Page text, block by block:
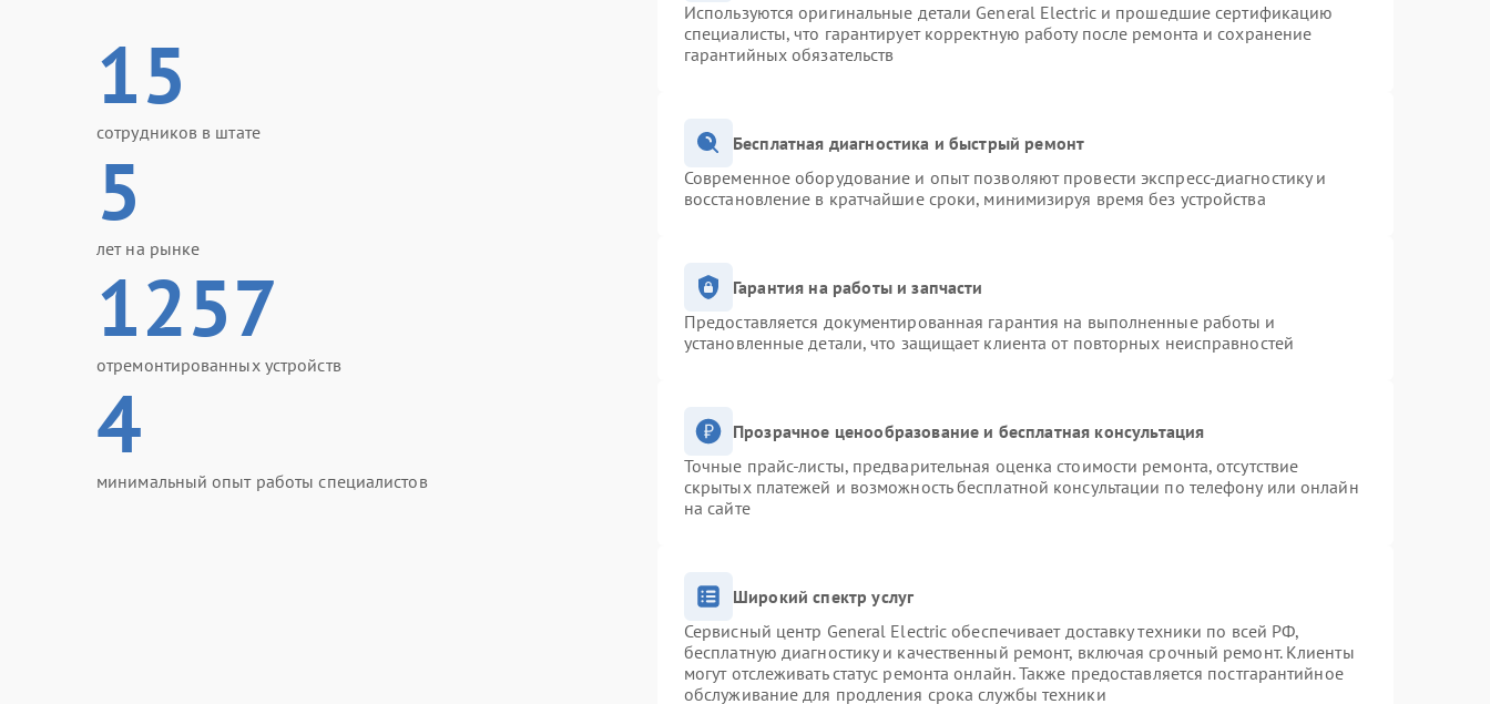
15
сотрудников в штате
5
лет на рынке
1257
отремонтированных устройств
4
минимальный опыт работы специалистов
Используются оригинальные детали General Electric и прошедшие сертификацию
специалисты, что гарантирует корректную работу после ремонта и сохранение
гарантийных обязательств
Бесплатная диагностика и быстрый ремонт
Современное оборудование и опыт позволяют провести экспресс-диагностику и
восстановление в кратчайшие сроки, минимизируя время без устройства
Гарантия на работы и запчасти
Предоставляется документированная гарантия на выполненные работы и
установленные детали, что защищает клиента от повторных неисправностей
Прозрачное ценообразование и бесплатная консультация
Точные прайс-листы, предварительная оценка стоимости ремонта, отсутствие
скрытых платежей и возможность бесплатной консультации по телефону или онлайн
на сайте
Широкий спектр услуг
Сервисный центр General Electric обеспечивает доставку техники по всей РФ,
бесплатную диагностику и качественный ремонт, включая срочный ремонт. Клиенты
могут отслеживать статус ремонта онлайн. Также предоставляется постгарантийное
обслуживание для продления срока службы техники